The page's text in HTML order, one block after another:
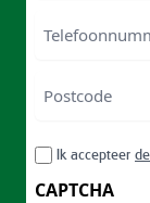
/
Postal
RGPDIk accepteer
CAPTCHA